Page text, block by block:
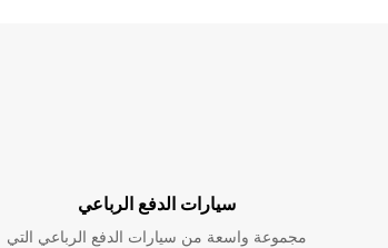
سيارات الدفع الرباعي
مجموعة واسعة من سيارات الدفع الرباعي التي